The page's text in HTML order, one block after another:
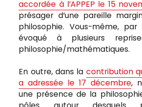
accordée à l’APPEP le 15
présager d’une pareille
philosophie. Vous-même, par
évoqué à plusieurs
philosophie/mathématiques.
En outre, dans la contribution
a adressée le 17 décembre,
une présence de la